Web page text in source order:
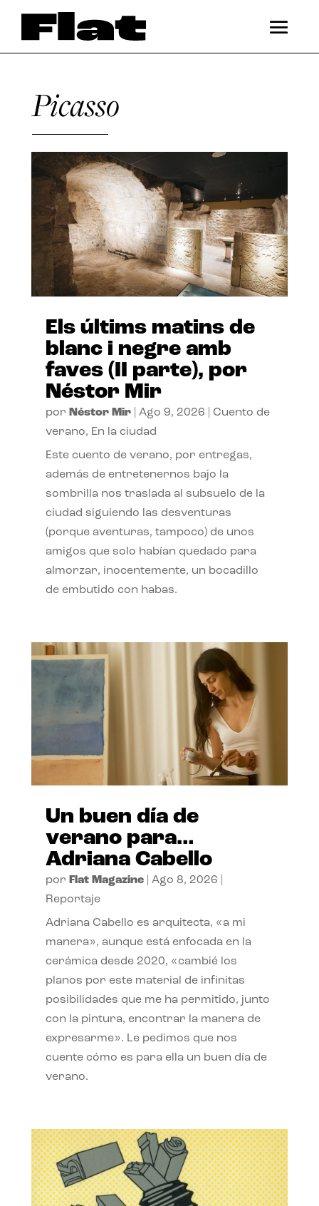
Picasso
Els últims matins de
blanc i negre amb
faves (II parte), por
Néstor Mir
por Néstor Mir| Ago 9, 2026
Cuento de
verano, En la ciudad
Este cuento de verano, por entregas,
además de entretenernos bajo la
sombrilla nos traslada al subsuelo de la
ciudad siguiendo las desventuras
(porque aventuras, tampoco) de unos
amigos que solo habían quedado para
almorzar, inocentemente, un bocadillo
de embutido con habas.
Un buen día de
verano para…
Adriana Cabello
por Flat Magazine| Ago 8, 2026
Reportaje
Adriana Cabello es arquitecta, «a mi
manera», aunque está enfocada en la
cerámica desde 2020, «cambié los
planos por este material de infinitas
posibilidades que me ha permitido, junto
con la pintura, encontrar la manera de
expresarme». Le pedimos que nos
cuente cómo es para ella un buen día de
verano.